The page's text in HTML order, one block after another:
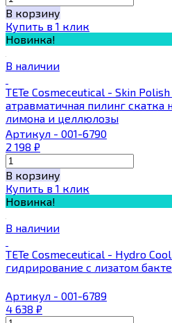
В корзину
Купить в 1 клик
Новинка!
В наличии
TETe Cosmeceutical - Skin
атравматичная пилинг скатка
лимона и целлюлозы
Артикул - 001-6790
2 198 ₽
В корзину
Купить в 1 клик
Новинка!
В наличии
TETe Cosmeceutical - Hydro
гидрирование с лизатом
Артикул - 001-6789
4 638 ₽